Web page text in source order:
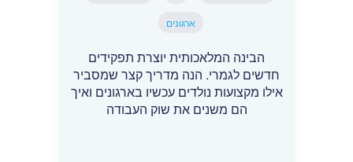
ארגונים
הבינה המלאכותית יוצרת תפקידים
חדשים לגמרי. הנה מדריך קצר שמסביר
אילו מקצועות נולדים עכשיו בארגונים ואיך
הם משנים את שוק העבודה